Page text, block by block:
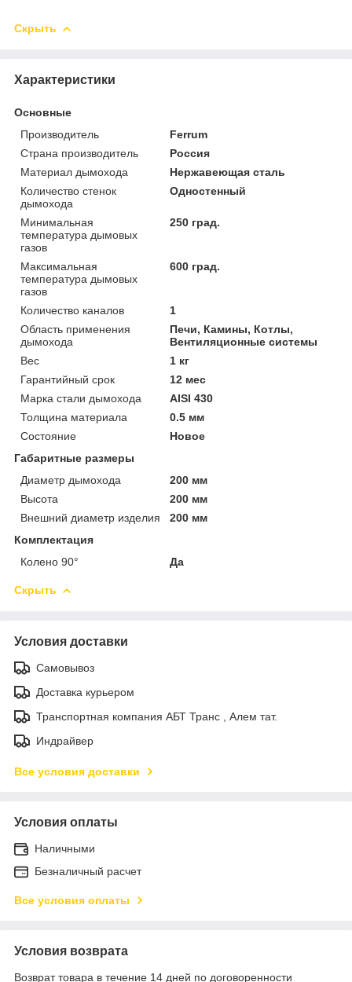
Скрыть
Характеристики
Основные
Производитель
Ferrum
Страна производитель
Россия
Материал дымохода
Нержавеющая сталь
Количество стенок
дымохода
Одностенный
Минимальная
температура дымовых
газов
250 град.
Максимальная
температура дымовых
газов
600 град.
Количество каналов
1
Область применения
дымохода
Печи, Камины, Котлы,
Вентиляционные системы
Вес
1 кг
Гарантийный срок
12 мес
Марка стали дымохода
AISI 430
Толщина материала
0.5 мм
Состояние
Новое
Габаритные размеры
Диаметр дымохода
200 мм
Высота
200 мм
Внешний диаметр изделия
200 мм
Комплектация
Колено 90°
Да
Скрыть
Условия доставки
Самовывоз
Доставка курьером
Транспортная компания АБТ Транс , Алем тат.
Индрайвер
Все условия доставки
Условия оплаты
Наличными
Безналичный расчет
Все условия оплаты
Условия возврата
Возврат товара в течение 14 дней по договоренности